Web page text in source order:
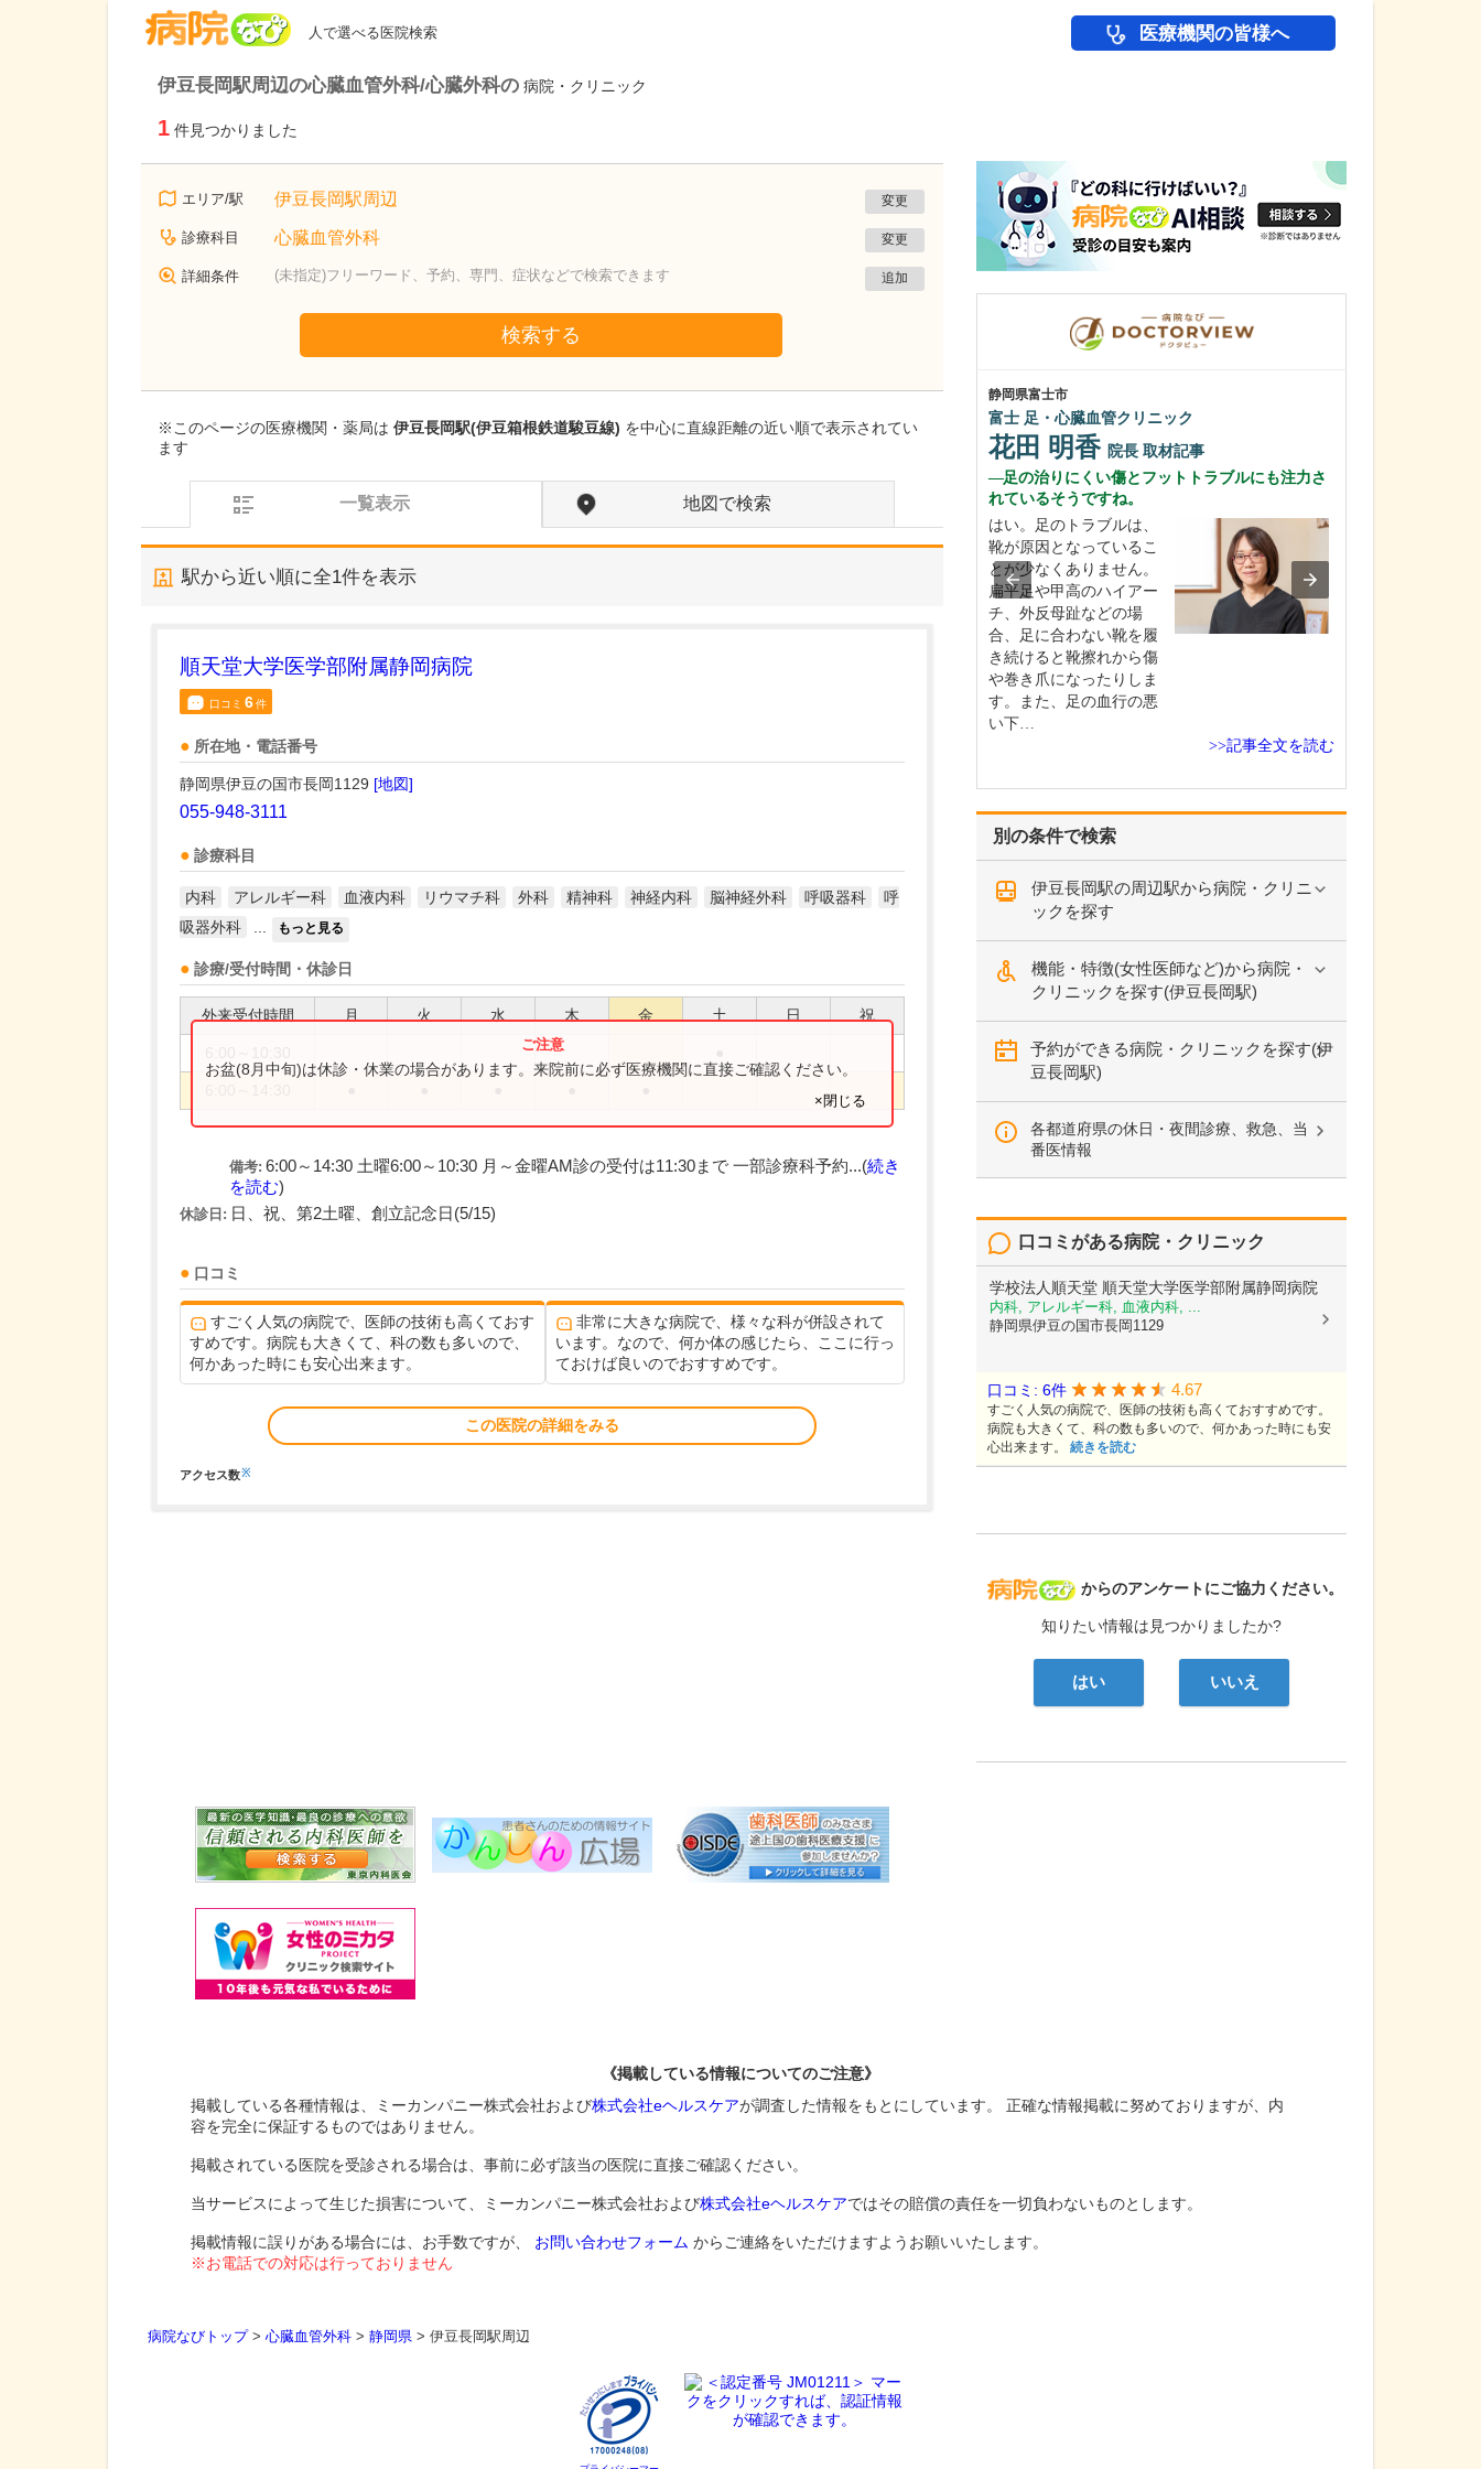
人で選べる医院検索 医療機関の皆様へ
伊豆長岡駅周辺の心臓血管外科/心臓外科の 病院・クリニック
1 件見つかりました
エリア/駅 伊豆長岡駅周辺 変更
診療科目 心臓血管外科 変更
詳細条件 (未指定)フリーワード、予約、専門、症状などで検索できます 追加
検索する
※このページの医療機関・薬局は 伊豆長岡駅(伊豆箱根鉄道駿豆線) を中心に直線距離の近い順で表示されてい
ます
一覧表示 地図で検索
駅から近い順に全1件を表示
順天堂大学医学部附属静岡病院
口コミ 6件
所在地・電話番号
静岡県伊豆の国市長岡1129 [地図]
055-948-3111
診療科目
内科 アレルギー科 血液内科 リウマチ科 外科 精神科 神経内科 脳神経外科 呼吸器科
呼
吸器外科
もっと見る
診療/受付時間・休診日
外来受付時間 月 火 水 木 金 土 日 祝
お盆(8月中旬)は休診・休業の場合があります。来院前に必ず医療機関に直接ご確認ください。
×閉じる
備考: 6:00～14:30 土曜6:00～10:30 月～金曜AM診の受付は11:30まで 一部診療科予約...(続き
を読む)
休診日: 日、祝、第2土曜、創立記念日(5/15)
口コミ
すごく人気の病院で、医師の技術も高くておす
すめです。病院も大きくて、科の数も多いので、
何かあった時にも安心出来ます。
非常に大きな病院で、様々な科が併設されて
います。なので、何か体の感じたら、ここに行っ
ておけば良いのでおすすめです。
この医院の詳細をみる
アクセス数※
別の条件で検索
伊豆長岡駅の周辺駅から病院・クリニ
ックを探す
機能・特徴(女性医師など)から病院・
クリニックを探す(伊豆長岡駅)
予約ができる病院・クリニックを探す(伊
豆長岡駅)
各都道府県の休日・夜間診療、救急、当
番医情報
病院なび
からのアンケートにご協力ください。
知りたい情報は見つかりましたか?
はい いいえ
口コミがある病院・クリニック
学校法人順天堂 順天堂大学医学部附属静岡病院
内科, アレルギー科, 血液内科, ...
静岡県伊豆の国市長岡1129
口コミ: 6件 4.67
すごく人気の病院で、医師の技術も高くておすすめです。
病院も大きくて、科の数も多いので、何かあった時にも安
心出来ます。 続きを読む
静岡県静岡市葵区
ひびのクリニック
幅広い診療に対応されている中でも、特に力を
入れている分野があれば教えてください。
勤務医時代、がんで苦し
む多くの患者さんと向き
静岡県富士市
富士 足・心臓血管クリニック
花田 明香 院長 取材記事
足の治りにくい傷とフットトラブルにも注力さ
れているそうですね。
はい。足のトラブルは、
靴が原因となっているこ
とが少なくありません。
扁平足や甲高のハイアー
チ、外反母趾などの場
合、足に合わない靴を履
き続けると靴擦れから傷
や巻き爪になったりしま
す。また、足の血行の悪
い下…
>>記事全文を読む
《掲載している情報についてのご注意》
掲載している各種情報は、ミーカンパニー株式会社および株式会社eヘルスケアが調査した情報をもとにしています。 正確な情報掲載に努めておりますが、内
容を完全に保証するものではありません。
掲載されている医院を受診される場合は、事前に必ず該当の医院に直接ご確認ください。
当サービスによって生じた損害について、ミーカンパニー株式会社および株式会社eヘルスケアではその賠償の責任を一切負わないものとします。
掲載情報に誤りがある場合には、お手数ですが、 お問い合わせフォーム からご連絡をいただけますようお願いいたします。
※お電話での対応は行っておりません
病院なびトップ> 心臓血管外科 > 静岡県 > 伊豆長岡駅周辺